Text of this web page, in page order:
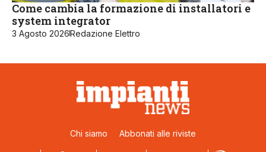
Come cambia la formazione di installatori e
system integrator
3 Agosto 2026Redazione Elettro
Chi siamo Abbonati alle riviste